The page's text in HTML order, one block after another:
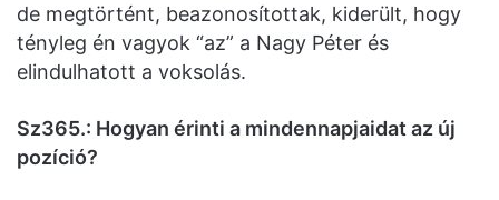
de megtörtént, beazonosítottak, kiderült, hogy
tényleg én vagyok “az” a Nagy Péter és
elindulhatott a voksolás.
Sz365.: Hogyan érinti a mindennapjaidat az új
pozíció?